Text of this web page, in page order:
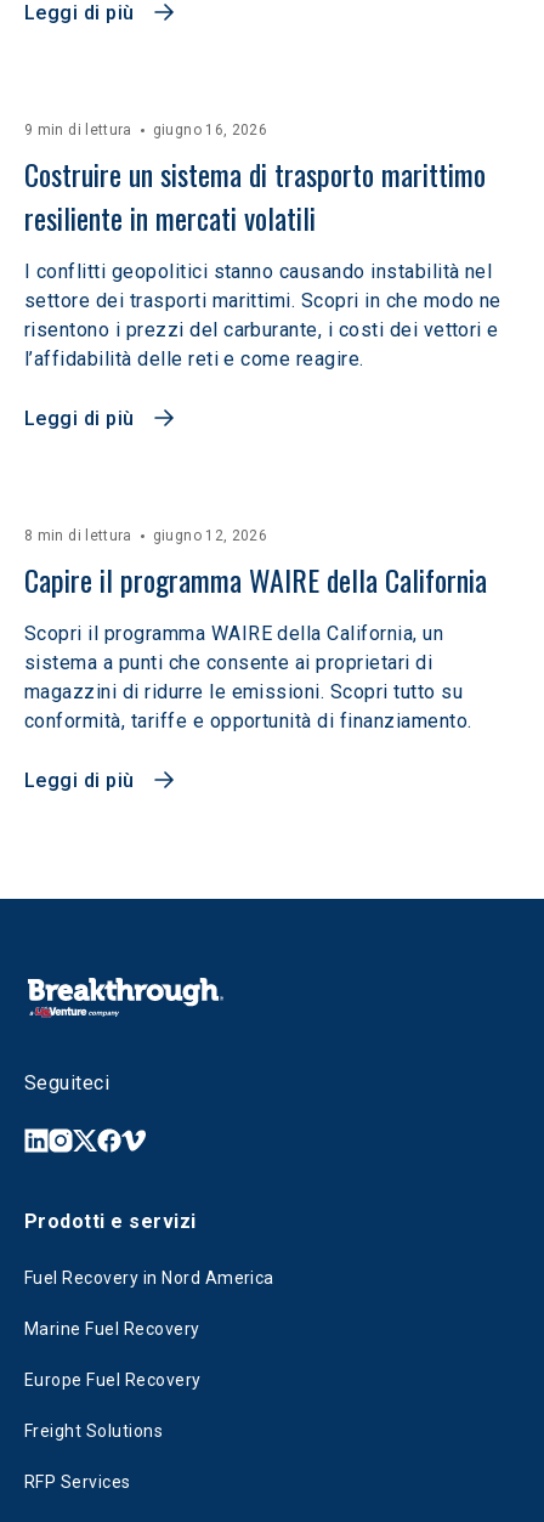
Leggi di più
9 min di lettura giugno 16, 2026
Costruire un sistema di trasporto marittimo
resiliente in mercati volatili
I conflitti geopolitici stanno causando instabilità nel
settore dei trasporti marittimi. Scopri in che modo ne
risentono i prezzi del carburante, i costi dei vettori e
l’affidabilità delle reti e come reagire.
Leggi di più
8 min di lettura giugno 12, 2026
Capire il programma WAIRE della California
Scopri il programma WAIRE della California, un
sistema a punti che consente ai proprietari di
magazzini di ridurre le emissioni. Scopri tutto su
conformità, tariffe e opportunità di finanziamento.
Leggi di più
Seguiteci
Prodotti e servizi
Fuel Recovery in Nord America
Marine Fuel Recovery
Europe Fuel Recovery
Freight Solutions
RFP Services